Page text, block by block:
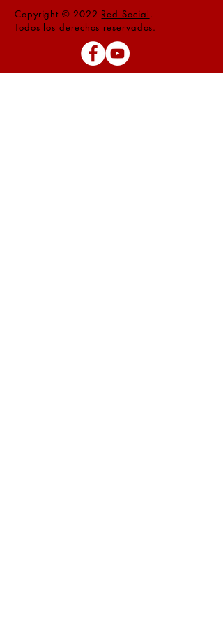
Copyright © 2022 Red Social.
Todos los derechos reservados.